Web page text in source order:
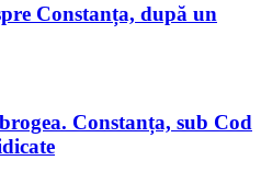
Constanța, după un
Constanța, sub Cod